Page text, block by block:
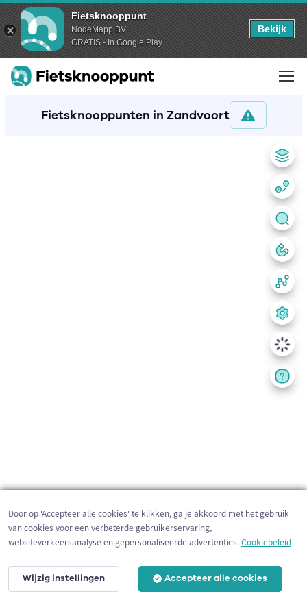
Fietsknooppunt
NodeMapp BV
GRATIS - In Google Play
Bekijk
Fietsknooppunten in Zandvoort
5 km
Door op 'Accepteer alle cookies' te klikken, ga je akkoord met het gebruik
van cookies voor een verbeterde gebruikerservaring,
websiteverkeersanalyse en gepersonaliseerde advertenties.Cookiebeleid
Wijzig instellingen Accepteer alle cookies